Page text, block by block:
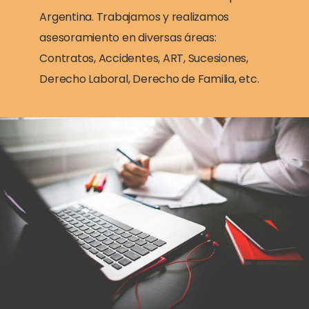
Argentina. Trabajamos y realizamos
asesoramiento en diversas áreas:
Contratos, Accidentes, ART, Sucesiones,
Derecho Laboral, Derecho de Familia, etc.